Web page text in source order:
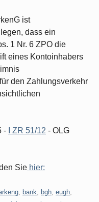
ist
dass ein
1 Nr. 6 ZPO die
eines Kontoinhabers
den Zahlungsverkehr
- I ZR 51/12 - OLG
Sie hier:
bank bgh eugh